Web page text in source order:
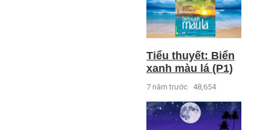
Tiểu thuyết: Biển
xanh màu lá (P1)
7 năm trước 48,654